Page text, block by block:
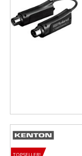
TOPSELLER!